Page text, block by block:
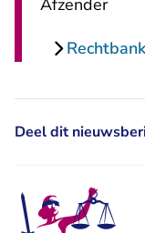
Afzender
Deel dit